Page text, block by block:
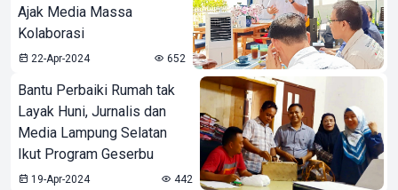
Ajak Media Massa
Kolaborasi
22-Apr-2024 652
Bantu Perbaiki Rumah tak
Layak Huni, Jurnalis dan
Media Lampung Selatan
Ikut Program Geserbu
19-Apr-2024 442